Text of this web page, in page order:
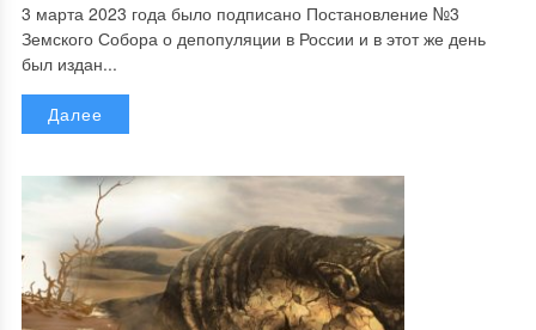
3 марта 2023 года было подписано Постановление №3
Земского Собора о депопуляции в России и в этот же день
был издан...
Далее